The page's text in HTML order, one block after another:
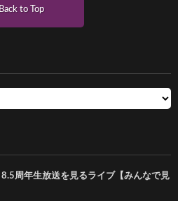
Back to Top
8.5周年生放送を見るライブ【みんなで見